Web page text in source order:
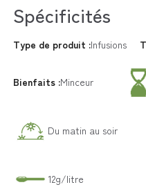
Spécificités
Type de produit :Infusions
Bienfaits :Minceur
Du matin au soir
12g/litre